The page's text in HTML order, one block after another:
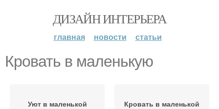
ДИЗАЙН ИНТЕРЬЕРА
главная новости статьи
Кровать в маленькую
Уют в маленькой Кровать в маленькой